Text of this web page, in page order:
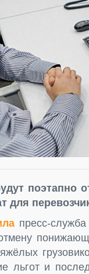
поэтапно
для
пресс-
льгот и